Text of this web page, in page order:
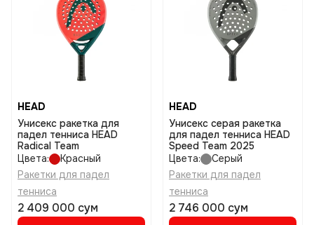
HEAD
Унисекс ракетка для
падел тенниса HEAD
Radical Team
Цвета:
Красный
Ракетки для падел
тенниса
2 409 000 сум
HEAD
Унисекс серая ракетка
для падел тенниса HEAD
Speed Team 2025
Цвета:
Серый
Ракетки для падел
тенниса
2 746 000 сум